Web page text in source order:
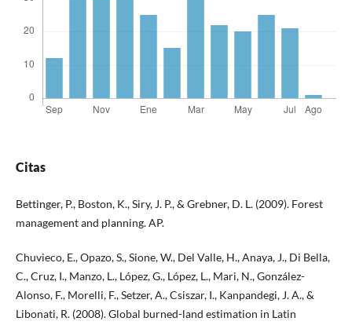
Citas
Bettinger, P., Boston, K., Siry, J. P., & Grebner, D. L. (2009). Forest
management and planning. AP.
Chuvieco, E., Opazo, S., Sione, W., Del Valle, H., Anaya, J., Di Bella,
C., Cruz, I., Manzo, L., López, G., López, L., Mari, N., González-
Alonso, F., Morelli, F., Setzer, A., Csiszar, I., Kanpandegi, J. A., &
Libonati, R. (2008). Global burned-land estimation in Latin